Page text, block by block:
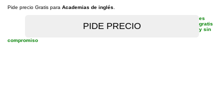
Pide precio Gratis para Academias de inglés
es
gratis
y sin
compromiso